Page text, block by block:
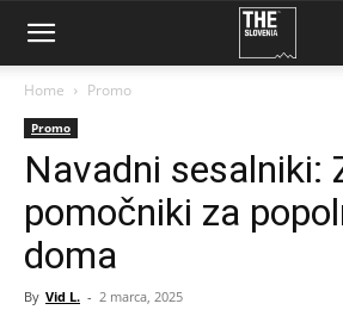
Home Promo
Promo
Navadni sesalniki:
pomočniki za
doma
By Vid L. - 2 marca, 2025